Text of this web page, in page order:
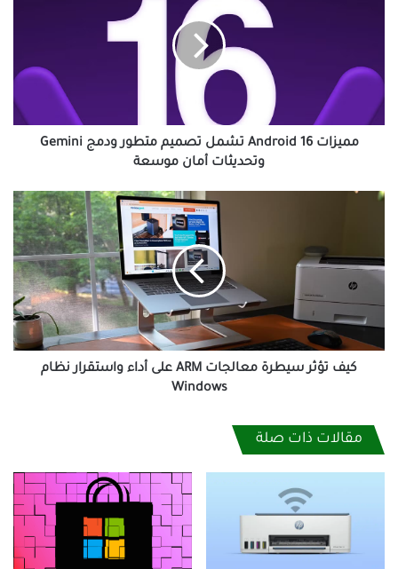
متطور
ودمج
Gemini
وتحديثات
مميزات Android 16 تشمل تصميم متطور ودمج Gemini
وتحديثات أمان موسعة
كيف
معالجات
ARM
واستقرار
نظام
Windows
كيف تؤثر سيطرة معالجات ARM على أداء واستقرار نظام
Windows
مقالات ذات صلة